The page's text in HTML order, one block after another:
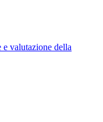
e valutazione della